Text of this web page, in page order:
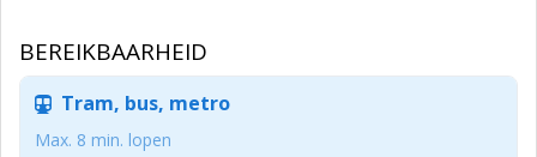
ca. 108m² BVO gelegen op de verdieping en beschikt
beschikt over een eigen toegang.
Let op: Het gaat alleen om de 1e verdieping, die als
BEREIKBAARHEID
Tram, bus, metro
Max. 8 min. lopen